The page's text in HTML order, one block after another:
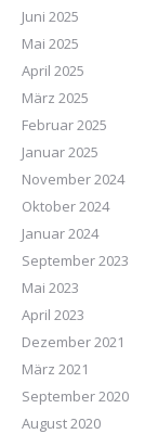
Juni 2025
Mai 2025
April 2025
März 2025
Februar 2025
Januar 2025
November 2024
Oktober 2024
Januar 2024
September 2023
Mai 2023
April 2023
Dezember 2021
März 2021
September 2020
August 2020